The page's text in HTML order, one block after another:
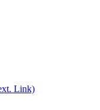
Link)